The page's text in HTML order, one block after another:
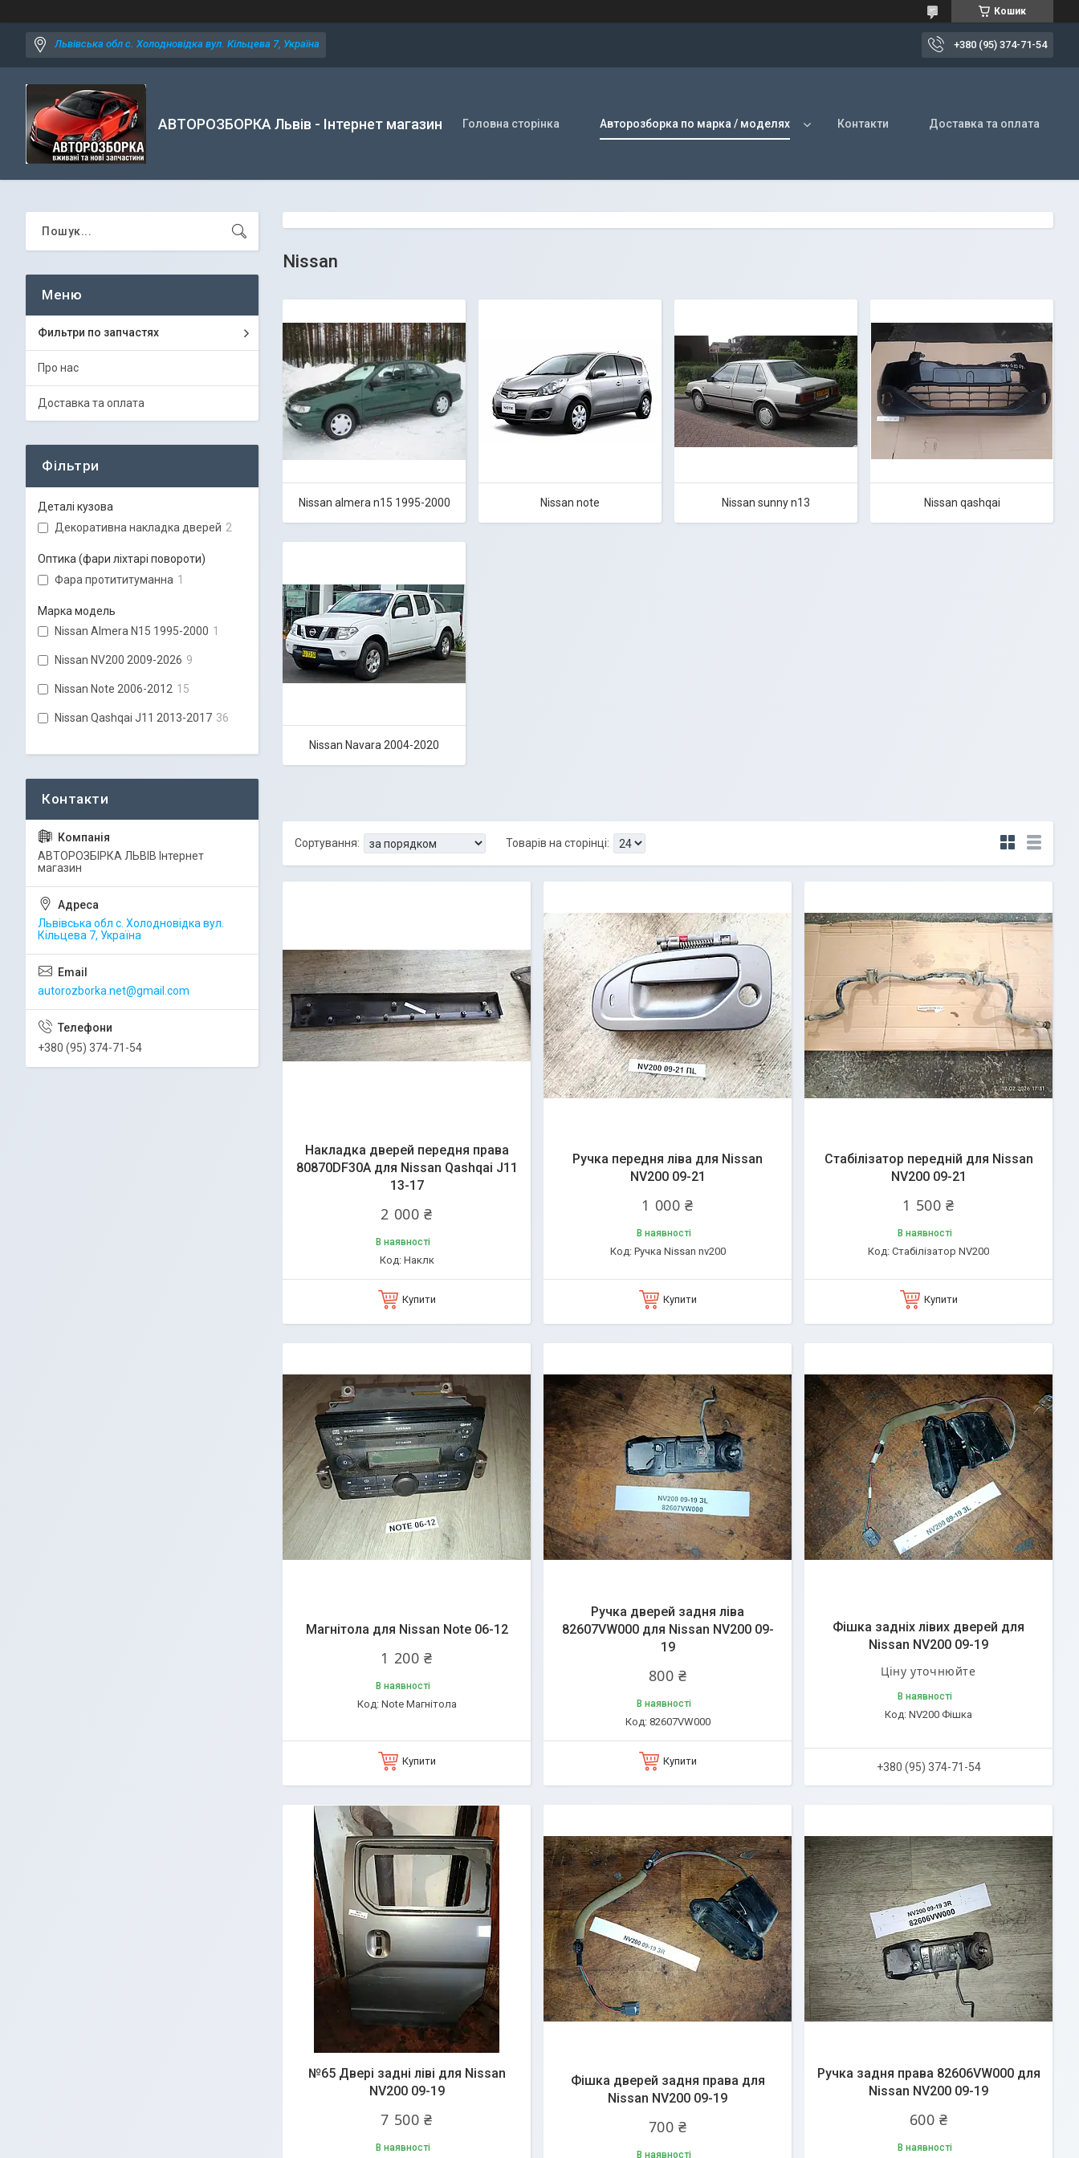
Кошик
Львівська обл с. Холодновідка вул. Кільцева 7, Україна +380 (95) 374-71-54
АВТОРОЗБОРКА Львів - Інтернет магазин Головна сторінка Авторозборка по марка / моделях Контакти Доставка та оплата
Nissan
Nissan almera n15 1995-2000 Nissan note Nissan sunny n13 Nissan qashqai
Nissan Navara 2004-2020
Накладка дверей передня права
80870DF30A для Nissan Qashqai J11
13-17
2 000 ₴
В наявності
Наклк
Купити
Ручка передня ліва для Nissan
NV200 09-21
1 000 ₴
В наявності
Ручка Nissan nv200
Купити
Стабілізатор передній для Nissan
NV200 09-21
1 500 ₴
В наявності
Стабілізатор NV200
Купити
Магнітола для Nissan Note 06-12
1 200 ₴
В наявності
Note Магнітола
Купити
Ручка дверей задня ліва
82607VW000 для Nissan NV200 09-
19
800 ₴
В наявності
82607VW000
Купити
Фішка задніх лівих дверей для
Nissan NV200 09-19
Ціну уточнюйте
В наявності
NV200 Фішка
+380 (95) 374-71-54
№65 Двері задні ліві для Nissan
NV200 09-19
7 500 ₴
В наявності
Фішка дверей задня права для
Nissan NV200 09-19
700 ₴
В наявності
Ручка задня права 82606VW000 для
Nissan NV200 09-19
600 ₴
В наявності
Фильтри по запчастях
Про нас
Доставка та оплата
Фільтри
Деталі кузова
Декоративна накладка дверей 2
Оптика (фари ліхтарі повороти)
Фара протититуманна 1
Марка модель
Nissan Almera N15 1995-2000 1
Nissan NV200 2009-2026 9
Nissan Note 2006-2012 15
Nissan Qashqai J11 2013-2017 36
АВТОРОЗБІРКА ЛЬВІВ Інтернет
магазин
Львівська обл с. Холодновідка вул.
Кільцева 7, Україна
autorozborka.net@gmail.com
+380 (95) 374-71-54